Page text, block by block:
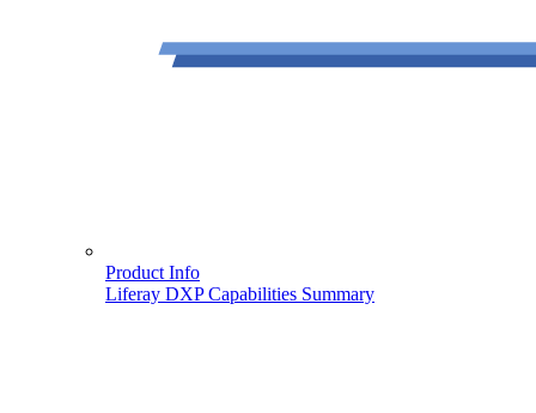
Product Info
Liferay DXP Capabilities Summary